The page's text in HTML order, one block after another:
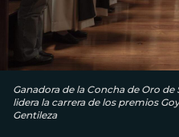
Ganadora de la Concha de Oro de
lidera la carrera de los premios
Gentileza